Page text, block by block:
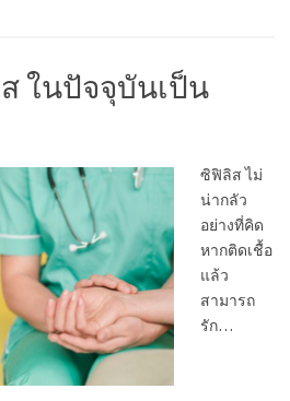
ในปัจจุบันเป็น
ซิฟิลิส ไม่
น่ากลัว
อย่างที่คิด
หากติดเชื้อ
แล้ว
สามารถ
รัก…